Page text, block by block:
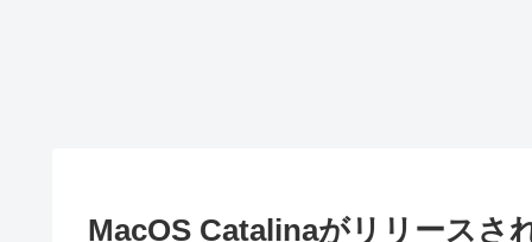
MacOS Catalinaがリリースさ